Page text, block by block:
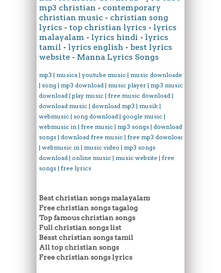
mp3 christian - contemporary
christian music - christian song
lyrics - top christian lyrics - lyrics
malayalam - lyrics hindi - lyrics
tamil - lyrics english - best lyrics
website - Manna Lyrics Songs
mp3 | musica | youtube music | music downloader
| song | mp3 download | music player | mp3 music
download | play music | free music download |
download music | download mp3 | musik |
webmusic | song download | google music |
webmusic in | free music | mp3 songs | download
songs | download free music | free mp3 download
| webmusic in | music video | mp3 songs
download | online music | music website | free
songs | free lyrics
Best christian songs malayalam
Free christian songs tagalog
Top famous christian songs
Full christian songs list
Besst christian songs tamil
All top christian songs
Free christian songs lyrics